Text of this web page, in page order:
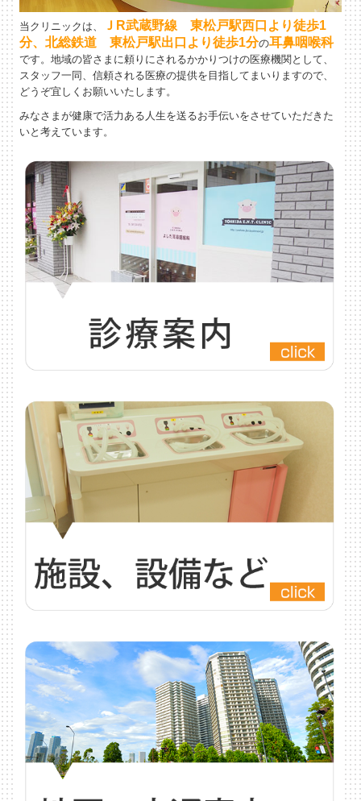
当クリニックは、
ＪR武蔵野線 東松戸駅西口より徒歩1
分、北総鉄道 東松戸駅出口より徒歩1分の耳鼻咽喉科
です。地域の皆さまに頼りにされるかかりつけの医療機関として、
スタッフ一同、信頼される医療の提供を目指してまいりますので、
どうぞ宜しくお願いいたします。
みなさまが健康で活力ある人生を送るお手伝いをさせていただきた
いと考えています。